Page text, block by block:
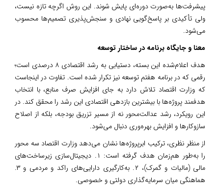
پیشرفت‌ها به‌صورت دوره‌ای پایش شوند. این روش اگرچه تازه نیست،
ولی تأکیدی بر پاسخ‌گویی نهادی و سنجش‌پذیری تصمیم‌ها محسوب
می‌شود.
معنا و جایگاه برنامه در ساختار توسعه
هدف اعلام‌شده این بسته، دستیابی به رشد اقتصادی ۸ درصدی است؛
رقمی که در برنامه هفتم توسعه نیز تکرار شده است. تفاوت در اینجاست
که وزارت اقتصاد تلاش دارد به جای افزایش صرف منابع، با انتخاب
هدفمند پروژه‌ها با بیشترین بازدهی اقتصادی این رشد را محقق کند. در
این رویکرد، رشد عدالت‌محور نه از مسیر تزریق بودجه، بلکه از اصلاح
سازوکارها و افزایش بهره‌وری دنبال می‌شود.
از منظر نظری، ترکیب ابرپروژه‌ها نشان می‌دهد وزارت اقتصاد سه محور
را به‌طور هم‌زمان هدف گرفته است: ۱. دیجیتال‌سازی زیرساخت‌های
مالی (مالیات و گمرک)، ۲. به‌کارگیری دارایی‌های راکد و مردمی و ۳.
هماهنگی میان سرمایه‌گذاری دولتی و خصوصی.